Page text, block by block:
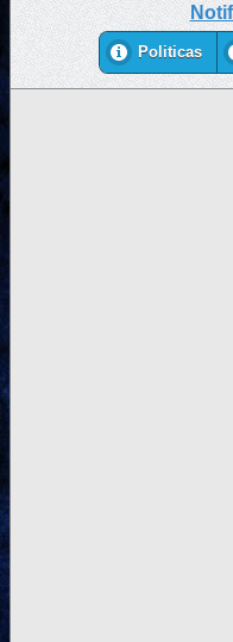
Politicas